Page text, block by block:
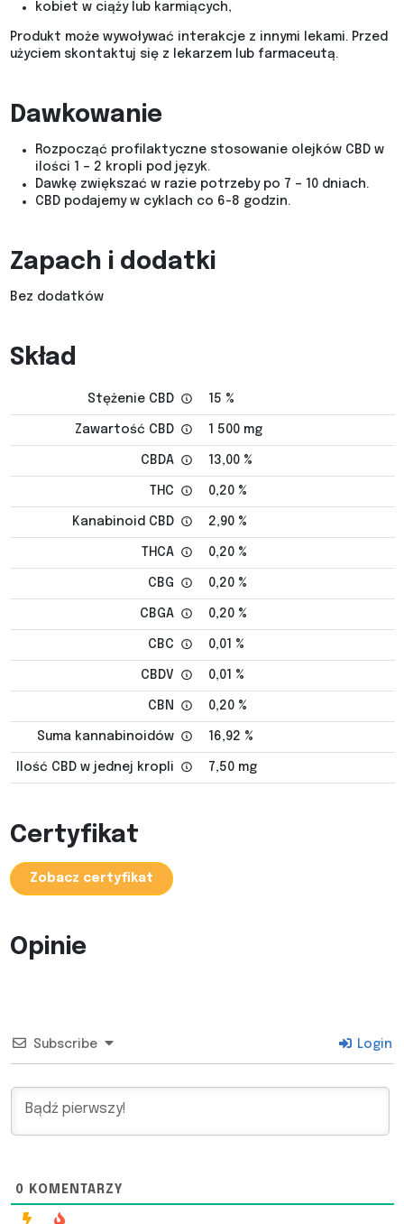
kobiet w ciąży lub karmiących,
Produkt może wywoływać interakcje z innymi lekami. Przed
użyciem skontaktuj się z lekarzem lub farmaceutą.
Dawkowanie
Rozpocząć profilaktyczne stosowanie olejków CBD w
ilości 1 – 2 kropli pod język.
Dawkę zwiększać w razie potrzeby po 7 – 10 dniach.
CBD podajemy w cyklach co 6-8 godzin.
Zapach i dodatki
Bez dodatków
Skład
Stężenie CBD 15 %
Zawartość CBD 1 500 mg
CBDA 13,00 %
THC 0,20 %
Kanabinoid CBD 2,90 %
THCA 0,20 %
CBG 0,20 %
CBGA 0,20 %
CBC 0,01 %
CBDV 0,01 %
CBN 0,20 %
Suma kannabinoidów 16,92 %
Ilość CBD w jednej kropli 7,50 mg
Certyfikat
Zobacz certyfikat
Opinie
Subscribe Login
0 KOMENTARZY